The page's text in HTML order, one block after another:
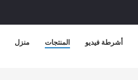
منزل المنتجات أشرطة فيديو